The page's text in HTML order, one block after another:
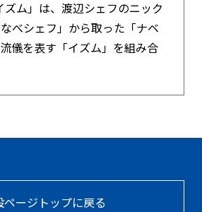
ズム」は、渡辺シェフのニック
べシェフ」から取った「ナベ
儀を表す「イズム」を組み合
ページトップに戻る